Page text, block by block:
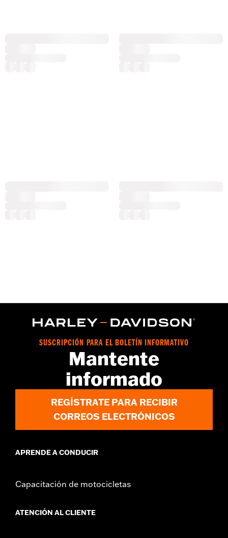
SUSCRIPCIÓN PARA EL BOLETÍN INFORMATIVO
Mantente
informado
REGÍSTRATE PARA RECIBIR
CORREOS ELECTRÓNICOS
APRENDE A CONDUCIR
Capacitación de motocicletas
ATENCIÓN AL CLIENTE